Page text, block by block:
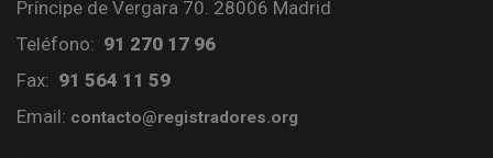
Príncipe de Vergara 70. 28006 Madrid
Teléfono: 91 270 17 96
Fax: 91 564 11 59
Email: contacto@registradores.org